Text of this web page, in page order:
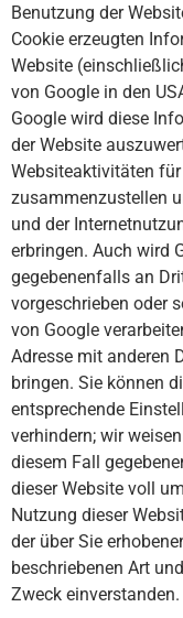
Benutzung der
Cookie erzeugten
Website
von Google in den
Google wird diese
der Website
Websiteaktivitäten
zusammenzustellen
und der
erbringen. Auch wird
gegebenenfalls an
vorgeschrieben oder
von Google
Adresse mit anderen
bringen. Sie können
entsprechende
verhindern; wir
diesem Fall
dieser Website voll
Nutzung dieser
der über Sie
beschriebenen Art
Zweck einverstanden.